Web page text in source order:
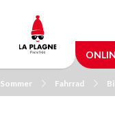
main
content
Fahrrad